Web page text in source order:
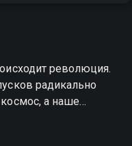
революция.
радикально
а наше